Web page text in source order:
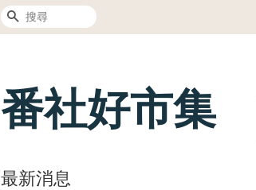
搜尋
番社好市集
最新消息